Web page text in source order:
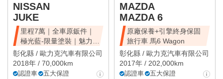
NISSAN
JUKE
里程7萬｜全車原鈑件｜
極光藍-限量塗裝｜魅力豪
華版
彰化縣 / 歐力克汽車有限公司
2018年 / 70,000km
認證車
五大保證
MAZDA
MAZDA 6
原廠保養+引擎終身保固
旅行車 馬6 Wagon
彰化縣 / 歐力克汽車有限公司
2017年 / 202,000km
認證車
五大保證